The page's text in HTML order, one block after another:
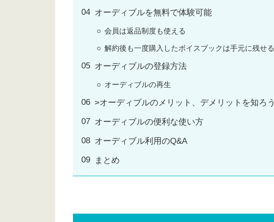
オーディブルを無料で体験可能
会員は返品制度も使える
解約後も一度購入したボイスブックは手元に残せる
オーディブルの登録方法
オーディブルの再生
>オーディブルのメリット、デメリットを知ろう
オーディブルの便利な使い方
オーディブル利用のQ&A
まとめ